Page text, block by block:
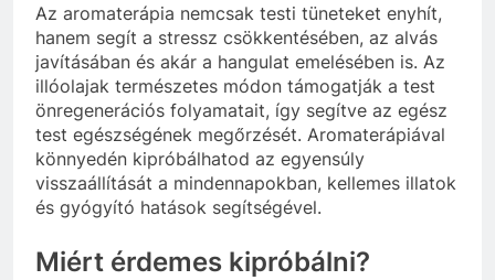
Az aromaterápia nemcsak testi tüneteket enyhít,
hanem segít a stressz csökkentésében, az alvás
javításában és akár a hangulat emelésében is. Az
illóolajak természetes módon támogatják a test
önregenerációs folyamatait, így segítve az egész
test egészségének megőrzését. Aromaterápiával
könnyedén kipróbálhatod az egyensúly
visszaállítását a mindennapokban, kellemes illatok
és gyógyító hatások segítségével.
Miért érdemes kipróbálni?